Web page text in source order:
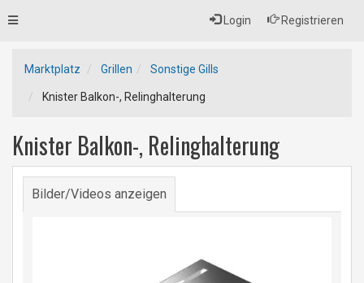
Login Registrieren
Toggle
Marktplatz Grillen Sonstige Gills
Knister Balkon-, Relinghalterung
Knister Balkon-, Relinghalterung
Bilder/Videos anzeigen